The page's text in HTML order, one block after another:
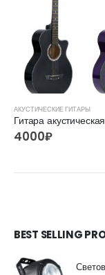
АКУСТИЧЕСКИЕ ГИТАРЫ
4000₽
BEST SELLING